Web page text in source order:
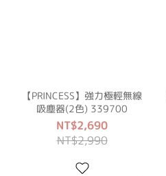
【PRINCESS】強力極輕無線
吸塵器(2色) 339700
NT$2,690
NT$2,990